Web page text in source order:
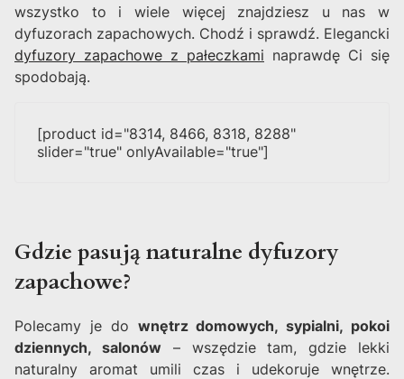
wszystko to i wiele więcej znajdziesz u nas w
dyfuzorach zapachowych. Chodź i sprawdź. Elegancki
dyfuzory zapachowe z pałeczkami naprawdę Ci się
spodobają.
[product id="8314, 8466, 8318, 8288"
slider="true" onlyAvailable="true"]
Gdzie pasują naturalne dyfuzory
zapachowe?
Polecamy je do wnętrz domowych, sypialni, pokoi
dziennych, salonów– wszędzie tam, gdzie lekki
naturalny aromat umili czas i udekoruje wnętrze.